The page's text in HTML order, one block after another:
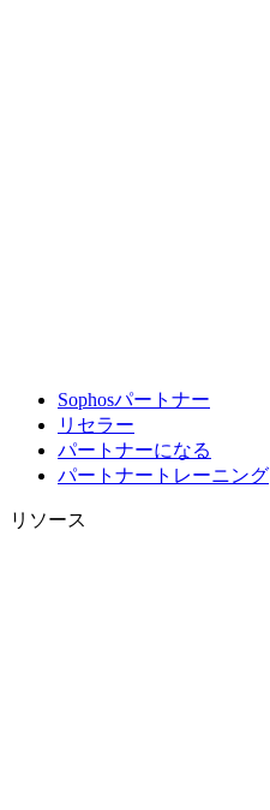
Sophosパートナー
リセラー
パートナーになる
パートナートレーニング
リソース